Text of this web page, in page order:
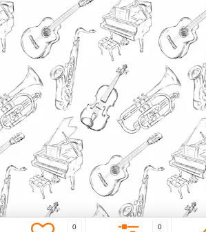
0 0